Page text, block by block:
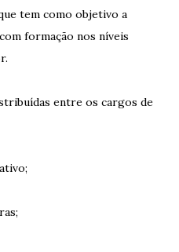
tem como objetivo a
formação nos níveis
entre os cargos de